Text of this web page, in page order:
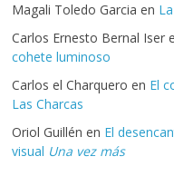
Magali Toledo Garcia en
Carlos Ernesto Bernal Iser
cohete luminoso
Carlos el Charquero en El
Las Charcas
Oriol Guillén en El
visual Una vez más